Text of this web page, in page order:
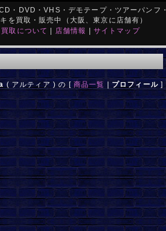
・DVD・VHS・デモテープ・ツアーパンフ・
を買取・販売中（大阪、東京に店舗有）
買取について | 店舗情報 | サイトマップ
( アルティア ) の [ 商品一覧 | プロフィール]